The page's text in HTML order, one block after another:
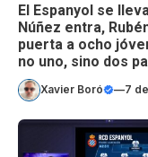
El Espanyol se
Núñez entra,
puerta a ocho
no uno, sino dos
Xavier Boró —7